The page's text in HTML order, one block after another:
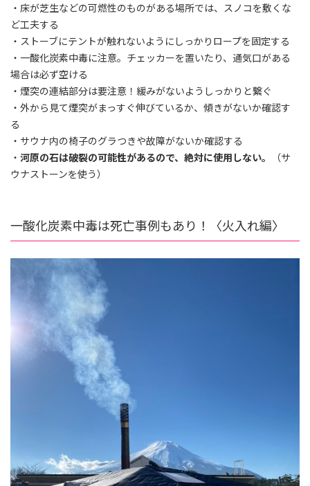
・床が芝生などの可燃性のものがある場所では、スノコを敷くな
ど工夫する
・ストーブにテントが触れないようにしっかりロープを固定する
・一酸化炭素中毒に注意。チェッカーを置いたり、通気口がある
場合は必ず空ける
・煙突の連結部分は要注意！緩みがないようしっかりと繋ぐ
・外から見て煙突がまっすぐ伸びているか、傾きがないか確認す
る
・サウナ内の椅子のグラつきや故障がないか確認する
・ 河原の石は破裂の可能性があるので、絶対に使用しない。
（サ
ウナストーンを使う）
一酸化炭素中毒は死亡事例もあり！〈火入れ編〉